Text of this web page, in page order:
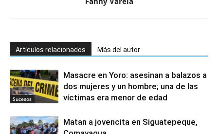
Artículos relacionados Más del autor
Sucesos
Masacre en Yoro: asesinan a balazos a
dos mujeres y un hombre; una de las
víctimas era menor de edad
Matan a jovencita en Siguatepeque,